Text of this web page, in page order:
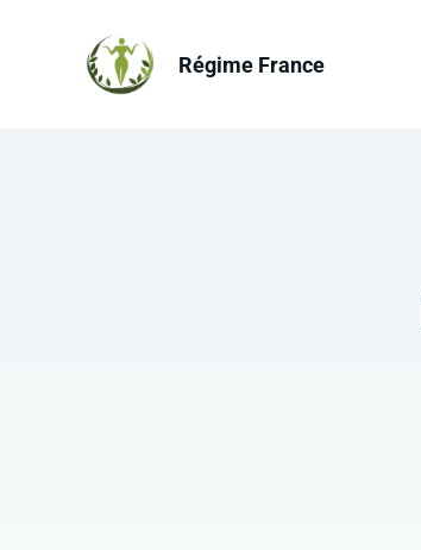
Régime France